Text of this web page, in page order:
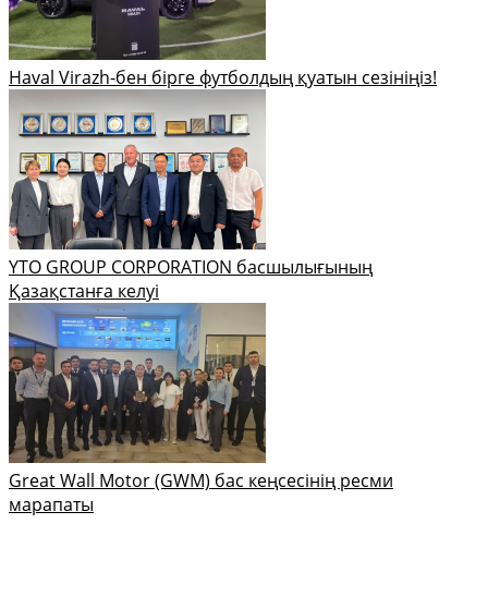
Haval Virazh-бен бірге футболдың қуатын сезініңіз!
YTO GROUP CORPORATION басшылығының
Қазақстанға келуі
Great Wall Motor (GWM) бас кеңсесінің ресми
марапаты